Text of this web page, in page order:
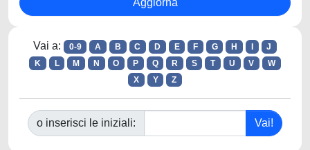
Vai a: 0-9 A B C D E F G H
J
K
L M N O P Q R S T U V
W
X
Y Z
o inserisci le iniziali: